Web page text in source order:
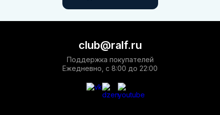
club@ralf.ru
Поддержка покупателей
Ежедневно, с 8:00 до 22:00